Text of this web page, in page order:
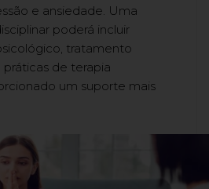
e ansiedade. Uma
poderá incluir
tratamento
de terapia
um suporte mais